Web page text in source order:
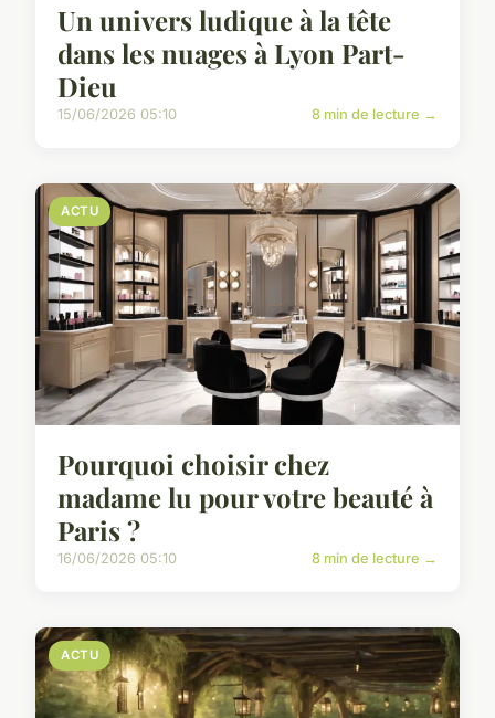
Un univers ludique à la tête
dans les nuages à Lyon Part-
Dieu
15/06/2026 05:10 8 min de lecture →
ACTU
Pourquoi choisir chez
madame lu pour votre beauté à
Paris ?
16/06/2026 05:10 8 min de lecture →
ACTU